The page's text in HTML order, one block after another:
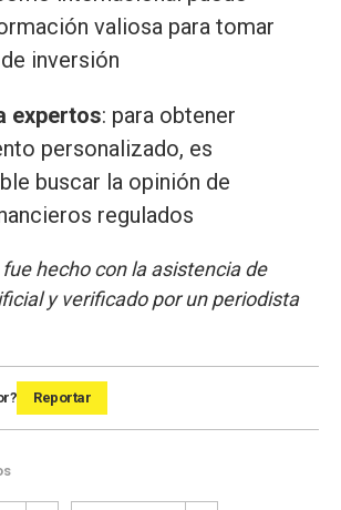
valiosa para tomar
inversión
expertos: para obtener
personalizado, es
buscar la opinión de
regulados
hecho con la asistencia de
y verificado por un periodista
Reportar